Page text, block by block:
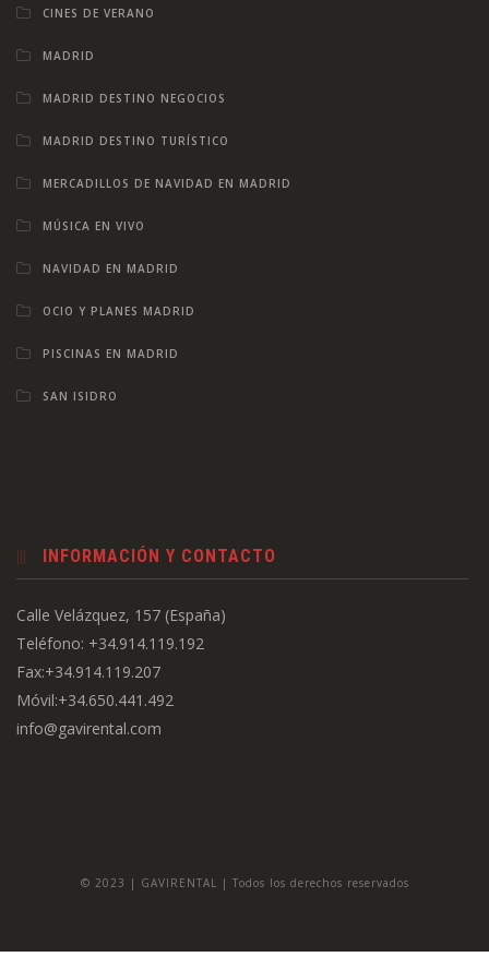
CINES DE VERANO
MADRID
MADRID DESTINO NEGOCIOS
MADRID DESTINO TURÍSTICO
MERCADILLOS DE NAVIDAD EN MADRID
MÚSICA EN VIVO
NAVIDAD EN MADRID
OCIO Y PLANES MADRID
PISCINAS EN MADRID
SAN ISIDRO
INFORMACIÓN Y CONTACTO
Calle Velázquez, 157 (España)
Teléfono: +34.914.119.192
Fax:+34.914.119.207
Móvil:+34.650.441.492
info@gavirental.com
© 2023 | GAVIRENTAL | Todos los derechos reservados